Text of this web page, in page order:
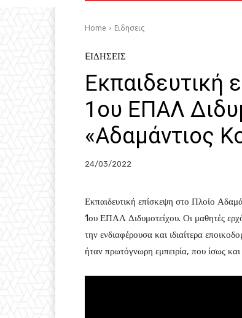
Home Eιδησεις
EΙΔΗΣΕΙΣ
Εκπαιδευτική
1ου ΕΠΑΛ
«Αδαμάντιος
24/03/2022
Εκπαιδευτική επίσκεψη στο Πλοίο
1ου ΕΠΑΛ Διδυμοτείχου. Οι μαθητές
την ενδιαφέρουσα και ιδιαίτερα
ήταν πρωτόγνωρη εμπειρία, που ίσως και